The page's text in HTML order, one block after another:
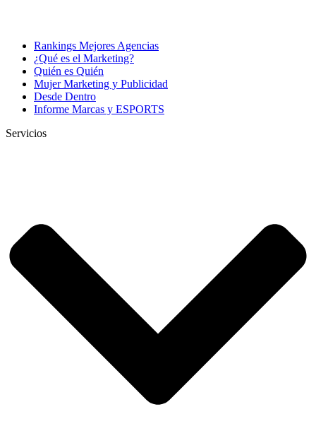
Rankings Mejores Agencias
¿Qué es el Marketing?
Quién es Quién
Mujer Marketing y Publicidad
Desde Dentro
Informe Marcas y ESPORTS
Servicios